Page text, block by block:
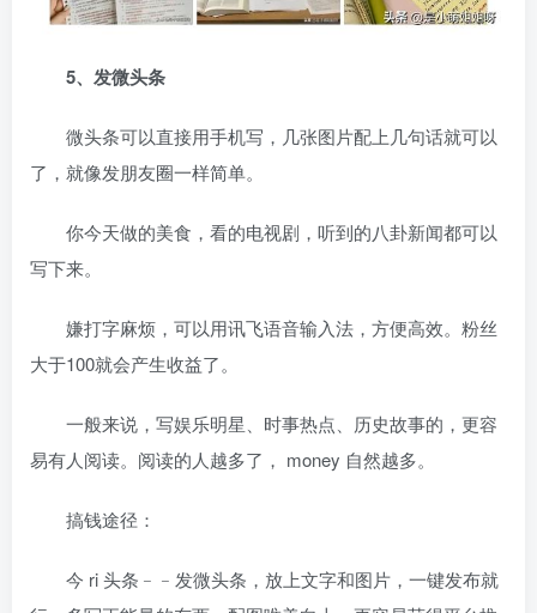
5、发微头条
微头条可以直接用手机写，几张图片配上几句话就可以
了，就像发朋友圈一样简单。
你今天做的美食，看的电视剧，听到的八卦新闻都可以
写下来。
嫌打字麻烦，可以用讯飞语音输入法，方便高效。粉丝
大于100就会产生收益了。
一般来说，写娱乐明星、时事热点、历史故事的，更容
易有人阅读。阅读的人越多了， money 自然越多。
搞钱途径：
今 ri 头条﹣﹣发微头条，放上文字和图片，一键发布就